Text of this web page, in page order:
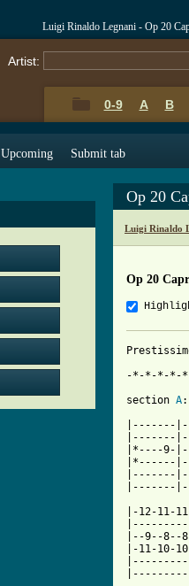
Luigi Rinaldo Legnani - Op 20
Artist:
0-9 A B
Upcoming Submit tab
Op 20
Luigi Rinaldo
Op 20
-*-*-*-*-
section A
|-------
|-------
|*----9-
|*------
|-------
|-------
|-12-11-
|--9--
|-11-